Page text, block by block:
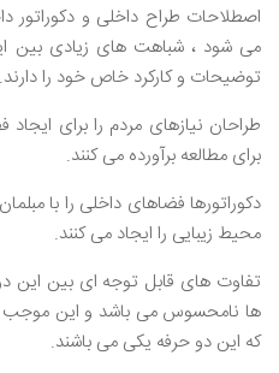
اصطلاحات طراح داخلی و دکوراتور
می شود ، شباهت های زیادی بین
توضیحات و کارکرد خاص خود را دارند.
طراحان نیازهای مردم را برای
برای مطالعه برآورده می کنند.
دکوراتورها فضاهای داخلی را با
محیط زیبایی را ایجاد می کنند.
تفاوت های قابل توجه ای بین این
ها نامحسوس می باشد و این موجب
که این دو حرفه یکی می باشند.